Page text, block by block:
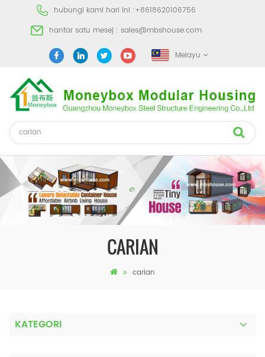
hubungi kami hari ini :+8618620106756
hantar satu mesej : sales@mbshouse.com
Melayu
CARIAN
carian
KATEGORI